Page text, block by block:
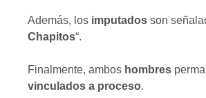
Además, los imputados son
Chapitos“.
Finalmente, ambos hombres
vinculados a proceso.